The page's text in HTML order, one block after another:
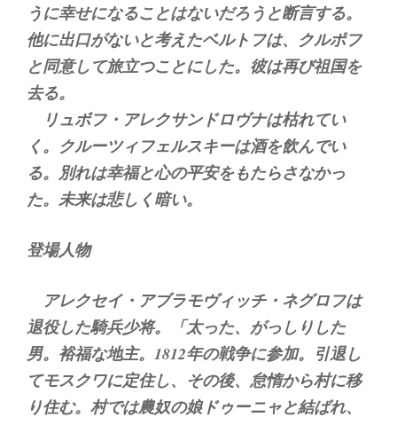
うに幸せになることはないだろうと断言する。
他に出口がないと考えたベルトフは、クルポフ
と同意して旅立つことにした。彼は再び祖国を
去る。
リュボフ・アレクサンドロヴナは枯れてい
く。クルーツィフェルスキーは酒を飲んでい
る。別れは幸福と心の平安をもたらさなかっ
た。未来は悲しく暗い。
登場人物
アレクセイ・アブラモヴィッチ・ネグロフは
退役した騎兵少将。「太った、がっしりした
男。裕福な地主。1812年の戦争に参加。引退し
てモスクワに定住し、その後、怠惰から村に移
り住む。村では農奴の娘ドゥーニャと結ばれ、